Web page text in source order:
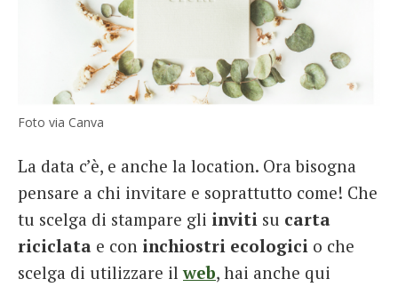
Foto via Canva
La data c’è, e anche la location. Ora bisogna
pensare a chi invitare e soprattutto come! Che
tu scelga di stampare gli inviti su carta
riciclata e con inchiostri ecologici o che
scelga di utilizzare ilweb, hai anche qui